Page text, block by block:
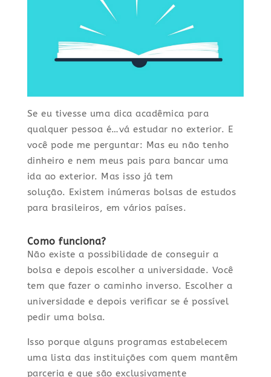
Se eu tivesse uma dica acadêmica para
qualquer pessoa é…vá estudar no exterior. E
você pode me perguntar: Mas eu não tenho
dinheiro e nem meus pais para bancar uma
ida ao exterior. Mas isso já tem
solução. Existem inúmeras bolsas de estudos
para brasileiros, em vários países.
Como funciona?
Não existe a possibilidade de conseguir a
bolsa e depois escolher a universidade. Você
tem que fazer o caminho inverso. Escolher a
universidade e depois verificar se é possível
pedir uma bolsa.
Isso porque alguns programas estabelecem
uma lista das instituições com quem mantêm
parceria e que são exclusivamente